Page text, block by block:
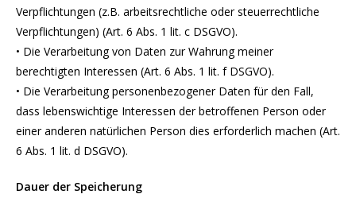
Verpflichtungen (z.B. arbeitsrechtliche oder steuerrechtliche
Verpflichtungen) (Art. 6 Abs. 1 lit. c DSGVO).
• Die Verarbeitung von Daten zur Wahrung meiner
berechtigten Interessen (Art. 6 Abs. 1 lit. f DSGVO).
• Die Verarbeitung personenbezogener Daten für den Fall,
dass lebenswichtige Interessen der betroffenen Person oder
einer anderen natürlichen Person dies erforderlich machen (Art.
6 Abs. 1 lit. d DSGVO).
Dauer der Speicherung